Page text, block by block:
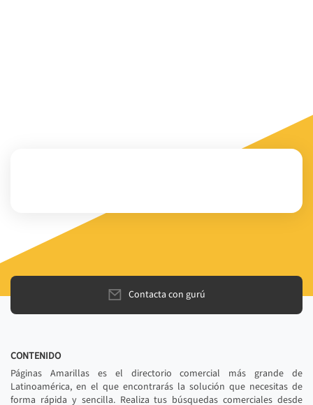
Contacta con gurú
CONTENIDO
Páginas Amarillas es el directorio comercial más grande de
Latinoamérica, en el que encontrarás la solución que necesitas de
forma rápida y sencilla. Realiza tus búsquedas comerciales desde